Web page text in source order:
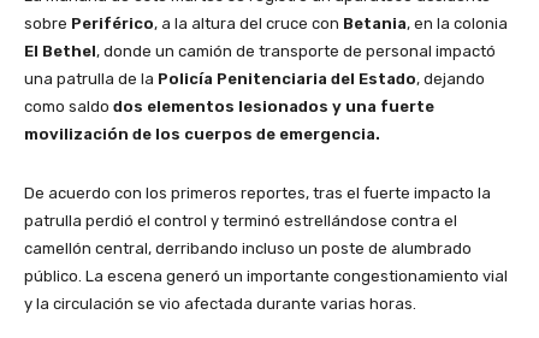
sobre Periférico, a la altura del cruce con Betania, en la colonia
El Bethel, donde un camión de transporte de personal impactó
una patrulla de la Policía Penitenciaria del Estado, dejando
como saldo dos elementos lesionados y una fuerte
movilización de los cuerpos de emergencia.
De acuerdo con los primeros reportes, tras el fuerte impacto la
patrulla perdió el control y terminó estrellándose contra el
camellón central, derribando incluso un poste de alumbrado
público. La escena generó un importante congestionamiento vial
y la circulación se vio afectada durante varias horas.